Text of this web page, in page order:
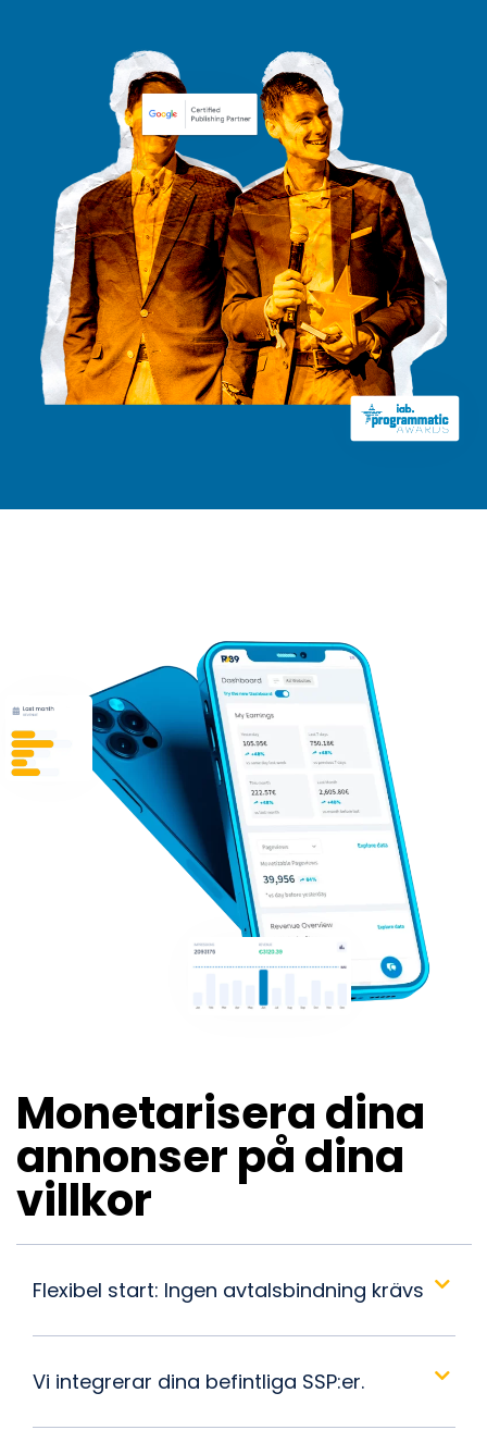
Monetarisera dina
annonser på dina
villkor
Flexibel start: Ingen avtalsbindning krävs
Vi integrerar dina befintliga SSP:er.